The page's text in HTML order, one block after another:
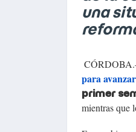
una
para
primer
mientras que